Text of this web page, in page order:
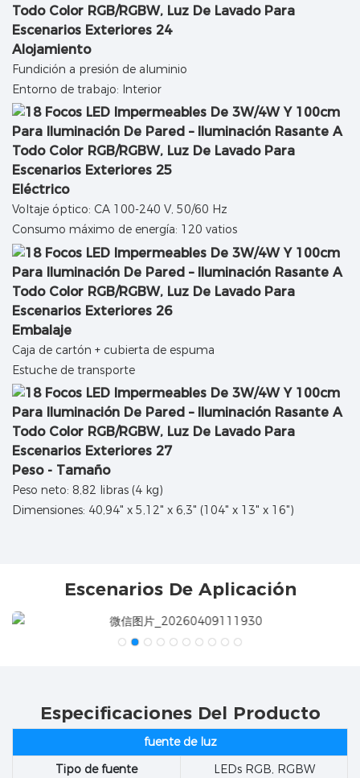
Alojamiento
Fundición a presión de aluminio
Entorno de trabajo: Interior
Eléctrico
Voltaje óptico: CA 100-240 V, 50/60 Hz
Consumo máximo de energía: 120 vatios
Embalaje
Caja de cartón + cubierta de espuma
Estuche de transporte
Peso - Tamaño
Peso neto: 8,82 libras (4 kg)
Dimensiones: 40,94" x 5,12" x 6,3" (104" x 13" x 16")
Escenarios De Aplicación
Especificaciones Del Producto
fuente de luz
Tipo de fuente
LEDs RGB, RGBW